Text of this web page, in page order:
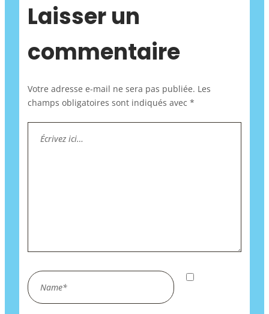
Laisser un
commentaire
Votre adresse e-mail ne sera pas publiée. Les
champs obligatoires sont indiqués avec *
ici…
Name*